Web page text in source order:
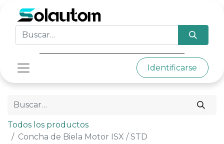
Identificarse
Todos los productos
Concha de Biela Motor ISX / STD